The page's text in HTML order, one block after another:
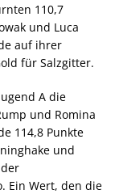
110,7
und Luca
auf ihrer
für Salzgitter.
A die
und Romina
114,8 Punkte
und
Ein Wert, den die